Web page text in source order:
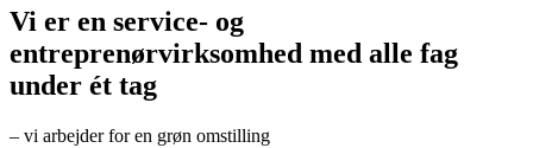
Vi er en service- og
entreprenørvirksomhed med alle fag
under ét tag
– vi arbejder for en grøn omstilling